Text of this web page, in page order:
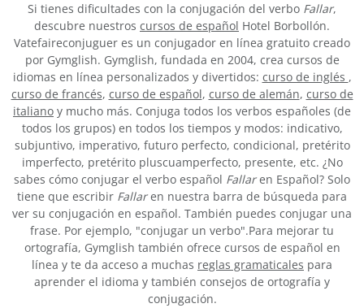
Si tienes dificultades con la conjugación del verbo Fallar,
descubre nuestros cursos de español Hotel Borbollón.
Vatefaireconjuguer es un conjugador en línea gratuito creado
por Gymglish. Gymglish, fundada en 2004, crea cursos de
idiomas en línea personalizados y divertidos: curso de inglés ,
curso de francés, curso de español, curso de alemán, curso de
italiano y mucho más. Conjuga todos los verbos españoles (de
todos los grupos) en todos los tiempos y modos: indicativo,
subjuntivo, imperativo, futuro perfecto, condicional, pretérito
imperfecto, pretérito pluscuamperfecto, presente, etc. ¿No
sabes cómo conjugar el verbo español Fallaren Español? Solo
tiene que escribir Fallaren nuestra barra de búsqueda para
ver su conjugación en español. También puedes conjugar una
frase. Por ejemplo, "conjugar un verbo".Para mejorar tu
ortografía, Gymglish también ofrece cursos de español en
línea y te da acceso a muchas reglas gramaticales para
aprender el idioma y también consejos de ortografía y
conjugación.